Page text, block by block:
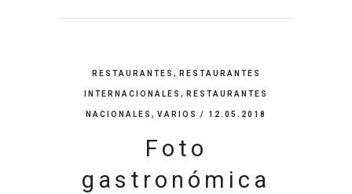
RESTAURANTES , RESTAURANTES
INTERNACIONALES , RESTAURANTES
NACIONALES , VARIOS / 12.05.2018
Foto
gastronómica